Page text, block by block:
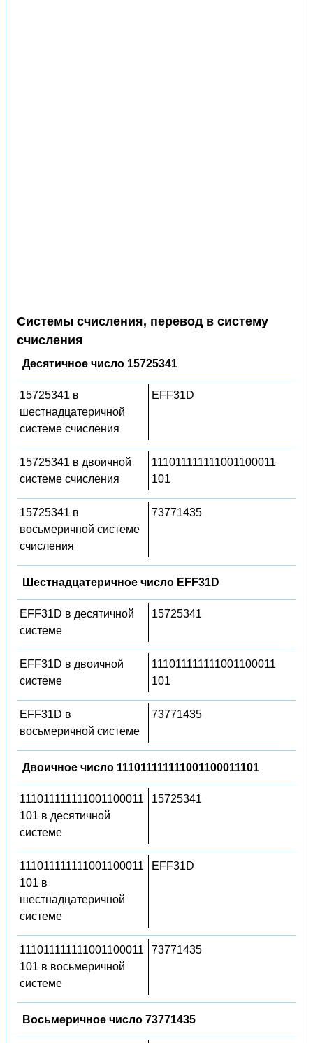
Системы счисления, перевод в систему
счисления
Десятичное число 15725341
15725341 в
шестнадцатеричной
системе счисления
EFF31D
15725341 в двоичной
системе счисления
111011111111001100011
101
15725341 в
восьмеричной системе
счисления
73771435
Шестнадцатеричное число EFF31D
EFF31D в десятичной
системе
15725341
EFF31D в двоичной
системе
111011111111001100011
101
EFF31D в
восьмеричной системе
73771435
Двоичное число 111011111111001100011101
111011111111001100011
101 в десятичной
системе
15725341
111011111111001100011
101 в
шестнадцатеричной
системе
EFF31D
111011111111001100011
101 в восьмеричной
системе
73771435
Восьмеричное число 73771435